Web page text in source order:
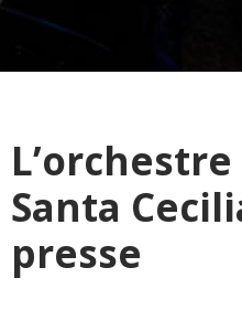
L’orchestre
Santa
presse